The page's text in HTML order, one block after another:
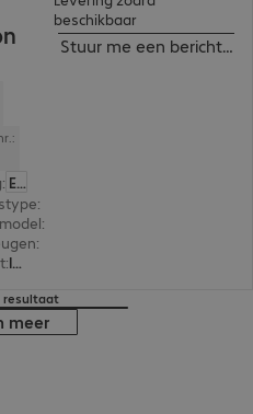
: Europa
:
:
:
: Intel UHD Graphics
beschikbaar
Stuur me een bericht
resultaat
meer